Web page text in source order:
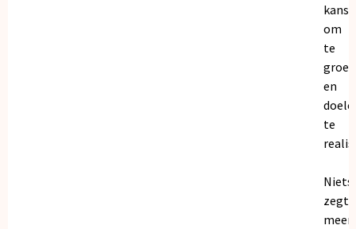
om
te
en
te
Niets
zegt
meer